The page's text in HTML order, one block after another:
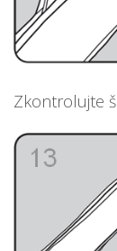
Zkontrolujte